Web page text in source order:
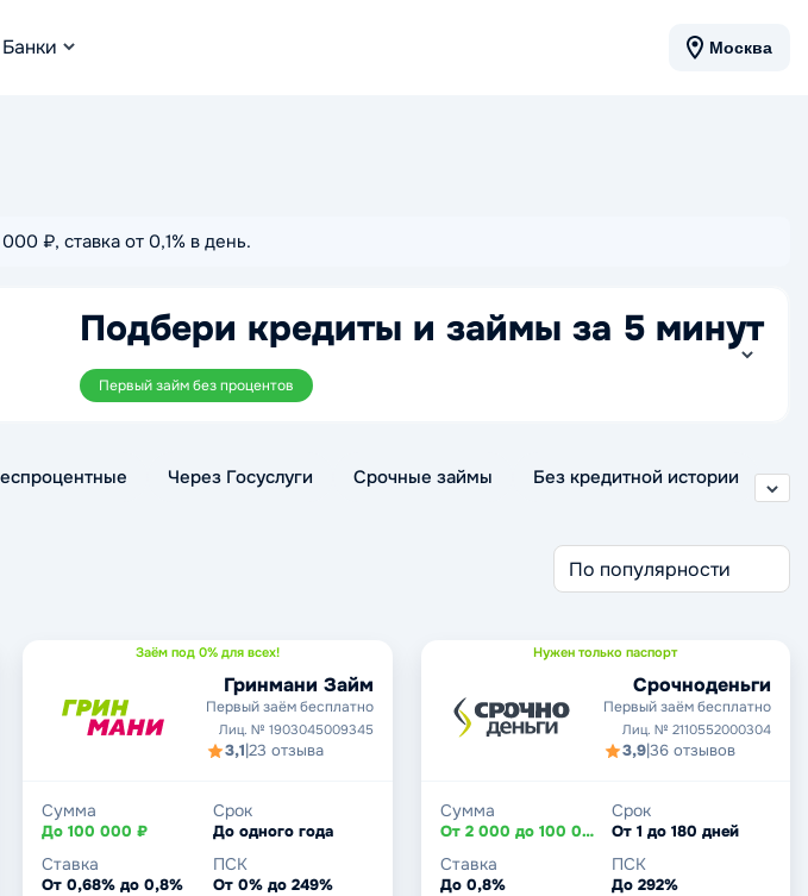
Банки Москва
₽, ставка от 0,1% в день.
Подбери кредиты и займы за 5 минут
Первый займ без процентов
Через Госуслуги Срочные займы Без кредитной истории
Заём под 0% для всех!
Гринмани Займ
Первый заём бесплатно
Лиц. № 1903045009345
3,1|23 отзыва
Сумма
До 100 000 ₽
Срок
До одного года
Ставка
От 0,68% до 0,8%
ПСК
От 0% до 249%
Нужен только паспорт
Срочноденьги
Первый заём бесплатно
Лиц. № 2110552000304
3,9|36 отзывов
Сумма
От 2 000 до 100 000 ₽
Срок
От 1 до 180 дней
Ставка
До 0,8%
ПСК
До 292%